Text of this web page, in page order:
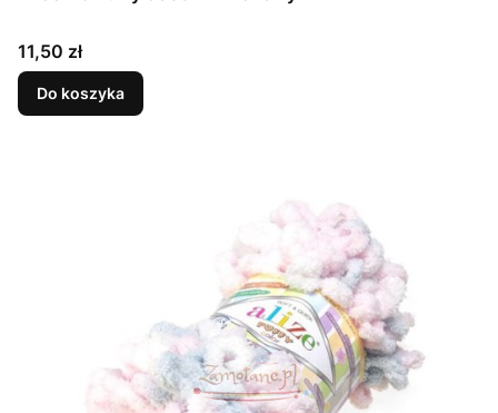
Cena
11,50 zł
Do koszyka